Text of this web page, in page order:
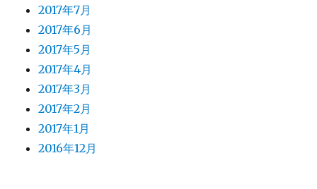
2017年7月
2017年6月
2017年5月
2017年4月
2017年3月
2017年2月
2017年1月
2016年12月